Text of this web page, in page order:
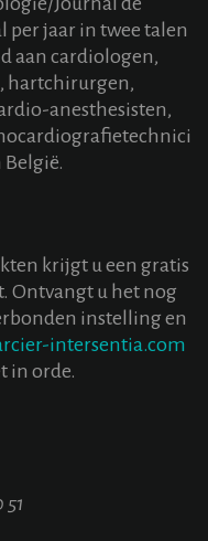
per jaar in twee talen
aan cardiologen,
hartchirurgen,
anesthesisten,
krijgt u een gratis
Ontvangt u het nog
instelling en
intersentia.com
in orde.
51